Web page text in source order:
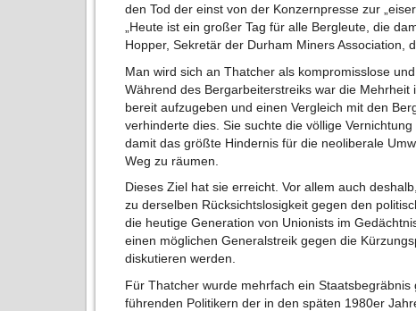
den Tod der einst von der Konzernpresse zur
„Heute ist ein großer Tag für alle Bergleute, die
Hopper, Sekretär der Durham Miners Association,
Man wird sich an Thatcher als kompromisslose
Während des Bergarbeiterstreiks war die Mehrheit
bereit aufzugeben und einen Vergleich mit den
verhinderte dies. Sie suchte die völlige
damit das größte Hindernis für die neoliberale
Weg zu räumen.
Dieses Ziel hat sie erreicht. Vor allem auch
zu derselben Rücksichtslosigkeit gegen den
die heutige Generation von Unionists im
einen möglichen Generalstreik gegen die
diskutieren werden.
Für Thatcher wurde mehrfach ein Staatsbegräbnis
führenden Politikern der in den späten 1980er